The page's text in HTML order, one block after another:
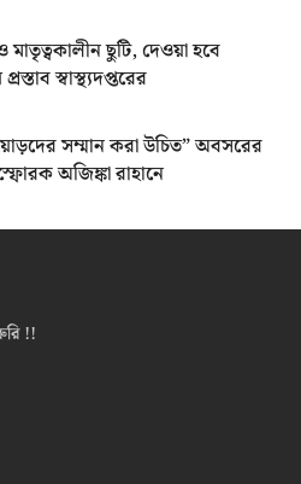
মাতৃত্বকালীন ছুটি, দেওয়া হবে
স্বাস্থ্যদপ্তরের
সম্মান করা উচিত” অবসরের
অজিঙ্কা রাহানে
!!